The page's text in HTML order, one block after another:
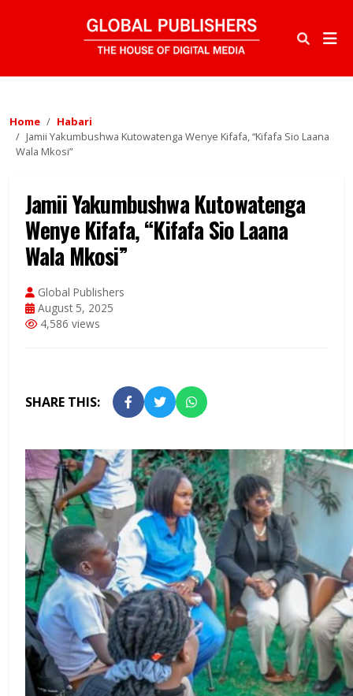
Home
Habari
Jamii Yakumbushwa Kutowatenga Wenye Kifafa, “Kifafa Sio Laana
Wala Mkosi”
Jamii Yakumbushwa Kutowatenga
Wenye Kifafa, “Kifafa Sio Laana
Wala Mkosi”
Global Publishers
August 5, 2025
4,586 views
SHARE THIS: